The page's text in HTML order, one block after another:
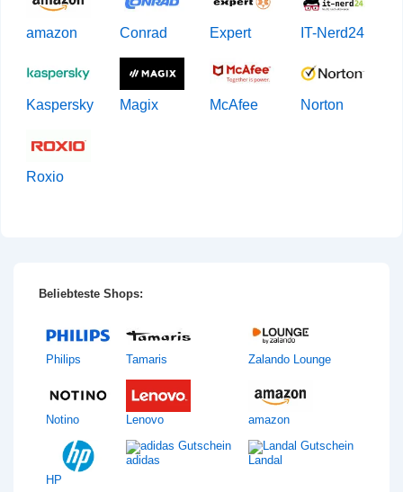
amazon Conrad Expert IT-Nerd24
Kaspersky Magix McAfee Norton
Roxio
Beliebteste Shops:
Philips Tamaris Zalando Lounge
Notino Lenovo amazon
HP
adidas Landal